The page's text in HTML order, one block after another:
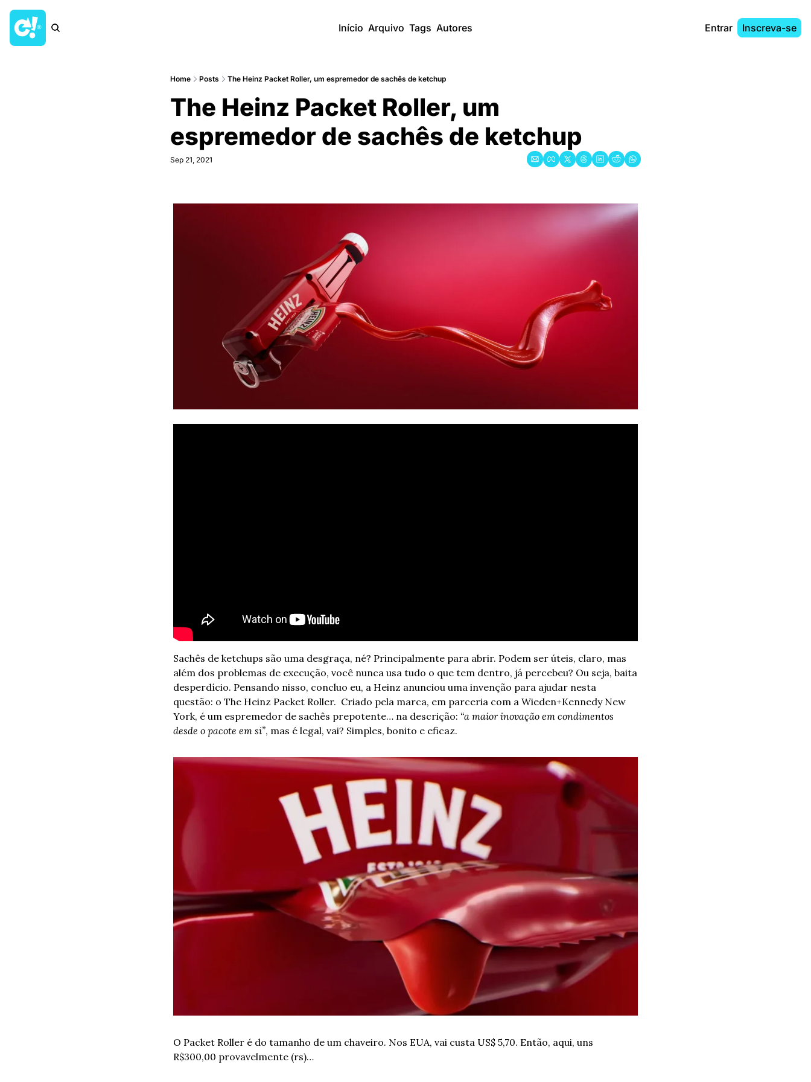
Início Arquivo Tags Autores Entrar Inscreva-se
Home Posts The Heinz Packet Roller, um espremedor de sachês de ketchup
The Heinz Packet Roller, um
espremedor de sachês de ketchup
Sep 21, 2021
Sachês de ketchups são uma desgraça, né? Principalmente para abrir. Podem ser úteis, claro, mas
além dos problemas de execução, você nunca usa tudo o que tem dentro, já percebeu? Ou seja, baita
desperdício. Pensando nisso, concluo eu, a Heinz anunciou uma invenção para ajudar nesta
questão: o The Heinz Packet Roller. Criado pela marca, em parceria com a Wieden+Kennedy New
York, é um espremedor de sachês prepotente… na descrição: “a maior inovação em condimentos
desde o pacote em si”, mas é legal, vai? Simples, bonito e eficaz.
O Packet Roller é do tamanho de um chaveiro. Nos EUA, vai custa US$ 5,70. Então, aqui, uns
R$300,00 provavelmente (rs)…